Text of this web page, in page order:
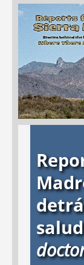
in Cape
Western Cape
Province;
Post-
Polarization
HONDURAS -
salud